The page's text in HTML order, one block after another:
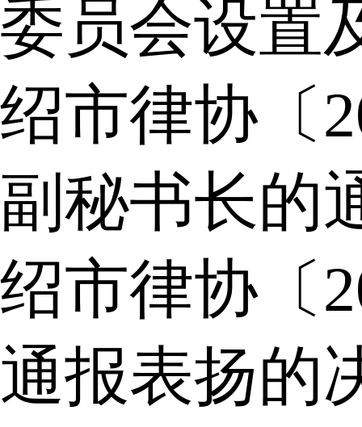
委员会设置
绍市律协〔
副秘书长的
绍市律协〔
通报表扬的